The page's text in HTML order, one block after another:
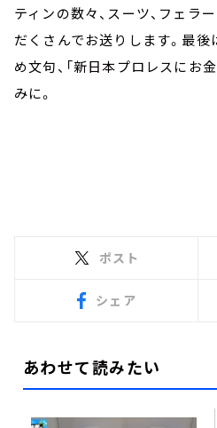
ティンの数々、スーツ、フェラ
だくさんでお送りします。最
め文句、「新日本プロレスにお
みに。
ポスト
シェア
あわせて読みたい